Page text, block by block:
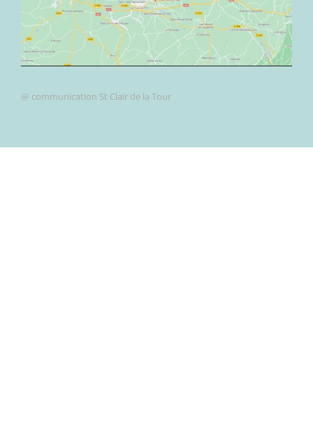
@ communication St Clair de la Tour